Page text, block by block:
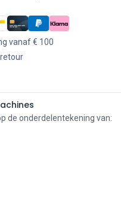
vanaf € 100
de onderdelentekening van: